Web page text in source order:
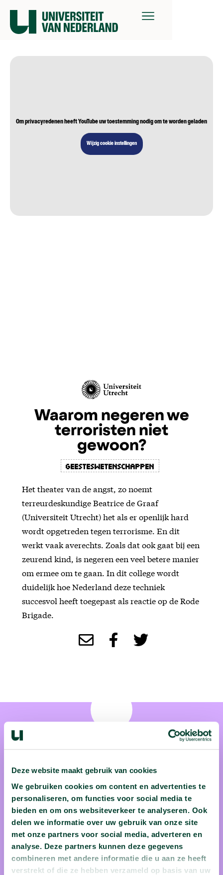
Deze website maakt gebruik van cookies
We gebruiken cookies om content en advertenties te
personaliseren, om functies voor social media te
bieden en om ons websiteverkeer te analyseren. Ook
delen we informatie over uw gebruik van onze site
met onze partners voor social media, adverteren en
analyse. Deze partners kunnen deze gegevens
combineren met andere informatie die u aan ze heeft
verstrekt of die ze hebben verzameld op basis van uw
Om privacyredenen heeft YouTube uw toestemming nodig om te worden geladen
Wijzig cookie instellingen
Waarom negeren we
terroristen niet
gewoon?
Geesteswetenschappen
Het theater van de angst, zo noemt
terreurdeskundige Beatrice de Graaf
(Universiteit Utrecht) het als er openlijk hard
wordt opgetreden tegen terrorisme. En dit
werkt vaak averechts. Zoals dat ook gaat bij een
zeurend kind, is negeren een veel betere manier
om ermee om te gaan. In dit college wordt
duidelijk hoe Nederland deze techniek
succesvol heeft toegepast als reactie op de Rode
Brigade.
Beatrice de Graaf
Beatrice de Graaf is als hoogleraar Internationale
Betrekkingen verbonden aan de Universiteit Utrecht. Zij
wordt gezien als een pionier op het gebied van terrorisme en
veiligheid. Met onder andere haar boek Gevaarlijke Vrouwen
weet professor De Graaf een unieke inkijk te geven in de
wereld van de vrouwelijke terrorist.